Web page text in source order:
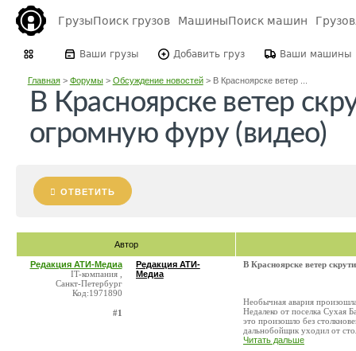
ГрузыПоиск грузов МашиныПоиск машин
Ваши грузы Добавить груз Ваши машины
Главная> Форумы> Обсуждение новостей> В Красноярске ветер ...
В Красноярске ветер
огромную фуру (видео)
ОТВЕТИТЬ
Автор
Редакция АТИ-Медиа
IT-компания ,
Санкт-Петербург
Код:1971890
#1
Редакция АТИ-
Медиа
В Красноярске ветер
Необычная авария
Недалеко от поселка Сухая
это произошло без
дальнобойщик уходил от
Читать дальше